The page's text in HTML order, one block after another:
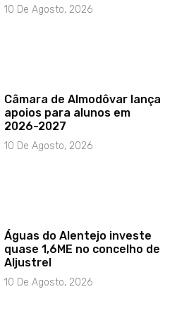
10 De Agosto, 2026
Câmara de Almodôvar lança
apoios para alunos em
2026-2027
10 De Agosto, 2026
Águas do Alentejo investe
quase 1,6ME no concelho de
Aljustrel
10 De Agosto, 2026